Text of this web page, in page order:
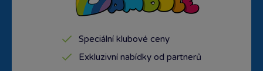
Speciální klubové ceny
Exkluzivní nabídky od partnerů